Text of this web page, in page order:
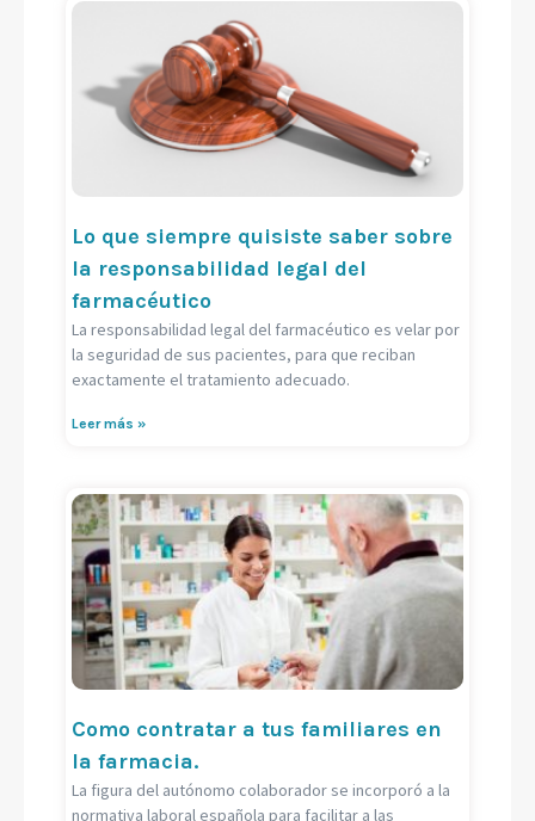
Lo que siempre quisiste saber sobre
la responsabilidad legal del
farmacéutico
La responsabilidad legal del farmacéutico es velar por
la seguridad de sus pacientes, para que reciban
exactamente el tratamiento adecuado.
Leer más »
Como contratar a tus familiares en
la farmacia.
La figura del autónomo colaborador se incorporó a la
normativa laboral española para facilitar a las